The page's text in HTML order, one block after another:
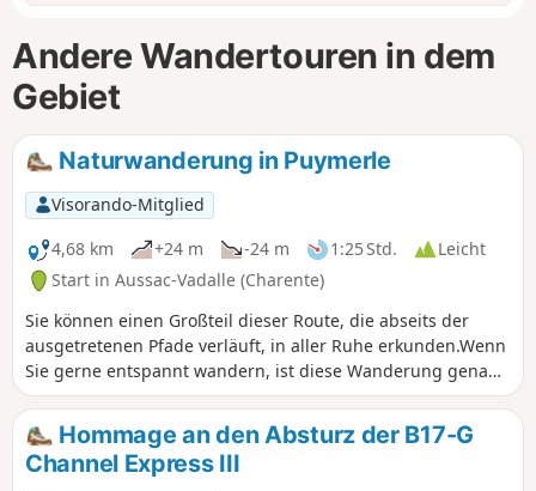
Andere Wandertouren in dem
Gebiet
Naturwanderung in Puymerle
Visorando-Mitglied
4,68 km
+24 m -24 m 1:25 Std.
Leicht
Start in Aussac-Vadalle (Charente)
Sie können einen Großteil dieser Route, die abseits der
ausgetretenen Pfade verläuft, in aller Ruhe erkunden.Wenn
Sie gerne entspannt wandern, ist diese Wanderung genau
das Richtige für Sie.
Hommage an den Absturz der B17-G
Channel Express III